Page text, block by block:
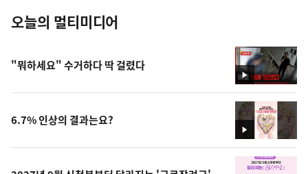
오늘의 멀티미디어
영
상
"뭐하세요" 수거하다 딱 걸렸다
영
상
6.7% 인상의 결과는요?